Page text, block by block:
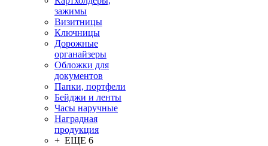
зажимы
Визитницы
Ключницы
Дорожные
органайзеры
Обложки для
документов
Папки, портфели
Бейджи и ленты
Часы наручные
Наградная
продукция
+ ЕЩЕ 6